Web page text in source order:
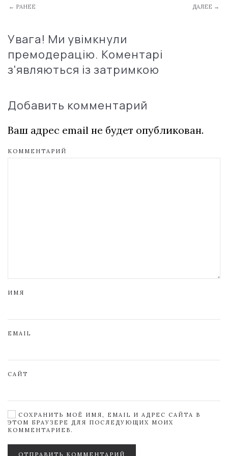
← РАНЕЕ ДАЛЕЕ →
Увага! Ми увімкнули
премодерацію. Коментарі
з'являються із затримкою
Добавить комментарий
Ваш адрес email не будет опубликован.
КОММЕНТАРИЙ
ИМЯ
EMAIL
САЙТ
СОХРАНИТЬ МОЁ ИМЯ, EMAIL И АДРЕС САЙТА В
ЭТОМ БРАУЗЕРЕ ДЛЯ ПОСЛЕДУЮЩИХ МОИХ
КОММЕНТАРИЕВ.